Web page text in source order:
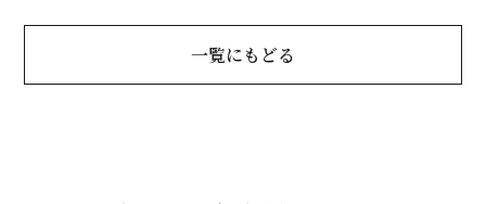
一覧にもどる